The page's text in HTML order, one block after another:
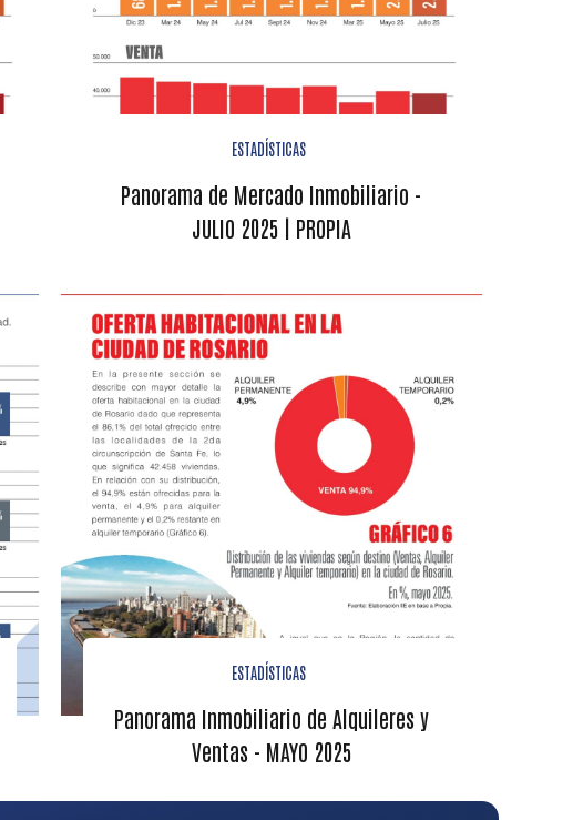
ESTADÍSTICAS
Panorama de Mercado Inmobiliario -
JULIO 2025 | PROPIA
ESTADÍSTICAS
Panorama Inmobiliario de Alquileres y
Ventas - MAYO 2025